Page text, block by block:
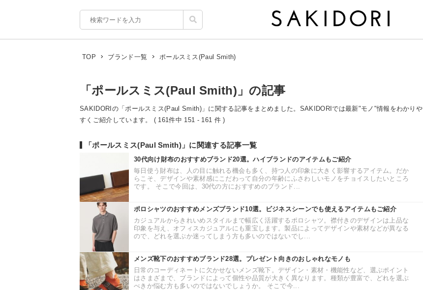
TOP ブランド一覧 ポールスミス(Paul Smith)
「ポールスミス(Paul Smith)」の記事
SAKIDORIの「ポールスミス(Paul Smith)」に関する記事をまとめました。SAKIDORIでは最新"モノ"情報をわかりや
すくご紹介しています。 ( 161件中 151 - 161 件 )
「ポールスミス(Paul Smith)」に関連する記事一覧
30代向け財布のおすすめブランド20選。ハイブランドのアイテムもご紹介
毎日使う財布は、人の目に触れる機会も多く、持つ人の印象に大きく影響するアイテム。だか
らこそ、デザインや素材感にこだわって自分の年齢にふさわしいモノをチョイスしたいところ
です。 そこで今回は、30代の方におすすめのブランド...
ポロシャツのおすすめメンズブランド10選。ビジネスシーンでも使えるアイテムもご紹介
カジュアルからきれいめスタイルまで幅広く活躍するポロシャツ。襟付きのデザインは上品な
印象を与え、オフィスカジュアルにも重宝します。製品によってデザインや素材などが異なる
ので、どれを選ぶか迷ってしまう方も多いのではないでし...
メンズ靴下のおすすめブランド28選。プレゼント向きのおしゃれなモノも
日常のコーディネートに欠かせないメンズ靴下。デザイン・素材・機能性など、選ぶポイント
はさまざまで、ブランドによって個性や品質が大きく異なります。種類が豊富で、どれを選ぶ
べきか悩む方も多いのではないでしょうか。 そこで今...